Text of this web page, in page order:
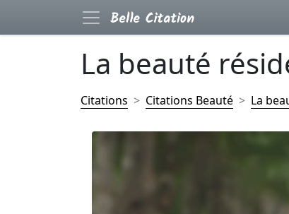
La beauté
Citations Citations Beauté La